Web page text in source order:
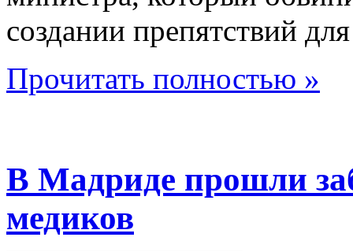
создании препятствий
Прочитать полностью »
В Мадриде прошли
медиков